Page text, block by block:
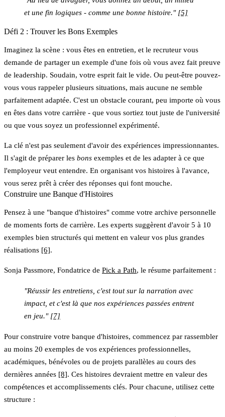
et une fin logiques - comme une bonne histoire." [5]
Défi 2 : Trouver les Bons Exemples
Imaginez la scène : vous êtes en entretien, et le recruteur vous
demande de partager un exemple d'une fois où vous avez fait preuve
de leadership. Soudain, votre esprit fait le vide. Ou peut-être pouvez-
vous vous rappeler plusieurs situations, mais aucune ne semble
parfaitement adaptée. C'est un obstacle courant, peu importe où vous
en êtes dans votre carrière - que vous sortiez tout juste de l'université
ou que vous soyez un professionnel expérimenté.
La clé n'est pas seulement d'avoir des expériences impressionnantes.
Il s'agit de préparer les bons exemples et de les adapter à ce que
l'employeur veut entendre. En organisant vos histoires à l'avance,
vous serez prêt à créer des réponses qui font mouche.
Construire une Banque d'Histoires
Pensez à une "banque d'histoires" comme votre archive personnelle
de moments forts de carrière. Les experts suggèrent d'avoir 5 à 10
exemples bien structurés qui mettent en valeur vos plus grandes
réalisations [6].
Sonja Passmore, Fondatrice de Pick a Path, le résume parfaitement :
"Réussir les entretiens, c'est tout sur la narration avec
impact, et c'est là que nos expériences passées entrent
en jeu." [7]
Pour construire votre banque d'histoires, commencez par rassembler
au moins 20 exemples de vos expériences professionnelles,
académiques, bénévoles ou de projets parallèles au cours des
dernières années [8]. Ces histoires devraient mettre en valeur des
compétences et accomplissements clés. Pour chacune, utilisez cette
structure :